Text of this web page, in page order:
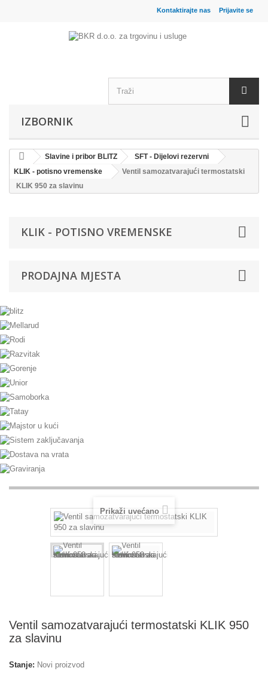
Prijavite se
Kontaktirajte nas
IZBORNIK
Slavine i pribor BLITZ
SFT - Dijelovi rezervni
KLIK - potisno vremenske
Ventil samozatvarajući termostatski
KLIK 950 za slavinu
KLIK - POTISNO VREMENSKE
PRODAJNA MJESTA
Prikaži uvećano
Ventil samozatvarajući termostatski KLIK 950
za slavinu
Stanje: Novi proizvod